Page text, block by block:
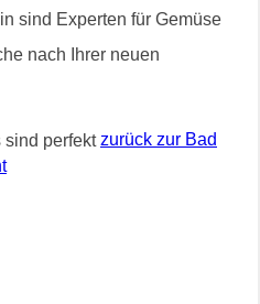
sind Experten für Gemüse
nach Ihrer neuen
zurück zur Bad